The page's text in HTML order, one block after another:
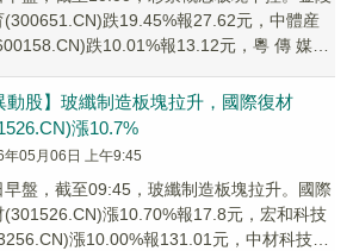
(300651.CN)跌19.45%報27.62元，中體産
跌10.01%報13.12元，粵 傳 媒
動股】玻纖制造板塊拉升，國際復材
漲10.7%
年05月06日 上午9:45
早盤，截至09:45，玻纖制造板塊拉升。國際
(301526.CN)漲10.70%報17.8元，宏和科技
漲10.00%報131.01元，中材科技